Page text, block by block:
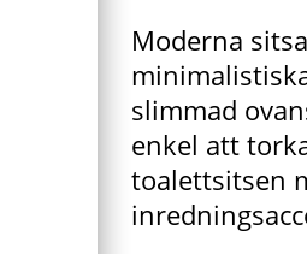
Moderna
slimmad
enkel att
toalettsitsen